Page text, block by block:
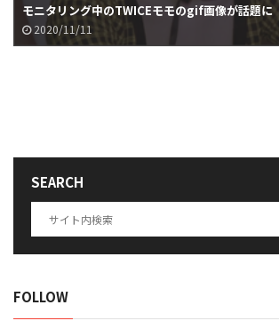
モニタリング中のTWICEモモのgif画像が話題に
2020/11/11
SEARCH
FOLLOW